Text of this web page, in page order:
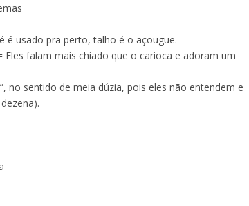
é usado pra perto, talho é o açougue.
Eles falam mais chiado que o carioca e adoram um
no sentido de meia dúzia, pois eles não entendem e